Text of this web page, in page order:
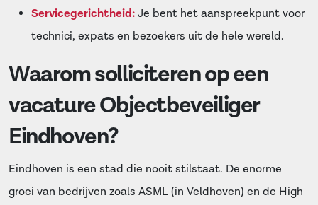
Servicegerichtheid:Je bent het aanspreekpunt voor
technici, expats en bezoekers uit de hele wereld.
Waarom solliciteren op een
vacature Objectbeveiliger
Eindhoven?
Eindhoven is een stad die nooit stilstaat. De enorme
groei van bedrijven zoals ASML (in Veldhoven) en de High